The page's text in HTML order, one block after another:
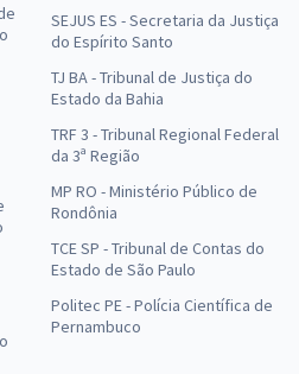
SEJUS ES - Secretaria da Justiça
do Espírito Santo
TJ BA - Tribunal de Justiça do
Estado da Bahia
TRF 3 - Tribunal Regional Federal
da 3ª Região
MP RO - Ministério Público de
Rondônia
TCE SP - Tribunal de Contas do
Estado de São Paulo
Politec PE - Polícia Científica de
Pernambuco